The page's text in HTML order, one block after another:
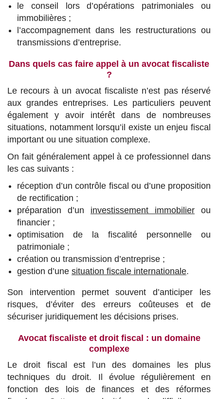
le conseil lors d’opérations patrimoniales ou
immobilières ;
l’accompagnement dans les restructurations ou
transmissions d’entreprise.
Dans quels cas faire appel à un avocat fiscaliste
?
Le recours à un avocat fiscaliste n’est pas réservé
aux grandes entreprises. Les particuliers peuvent
également y avoir intérêt dans de nombreuses
situations, notamment lorsqu’il existe un enjeu fiscal
important ou une situation complexe.
On fait généralement appel à ce professionnel dans
les cas suivants :
réception d’un contrôle fiscal ou d’une proposition
de rectification ;
préparation d’un investissement immobilier ou
financier ;
optimisation de la fiscalité personnelle ou
patrimoniale ;
création ou transmission d’entreprise ;
gestion d’une situation fiscale internationale.
Son intervention permet souvent d’anticiper les
risques, d’éviter des erreurs coûteuses et de
sécuriser juridiquement les décisions prises.
Avocat fiscaliste et droit fiscal : un domaine
complexe
Le droit fiscal est l’un des domaines les plus
techniques du droit. Il évolue régulièrement en
fonction des lois de finances et des réformes